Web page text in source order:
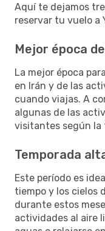
Aquí te dejamos
reservar tu vuelo a
Mejor época
La mejor época
en Irán y de las
cuando viajas. A
algunas de las
visitantes según la
Temporada
Este período es
tiempo y los cielos
durante estos
actividades al aire